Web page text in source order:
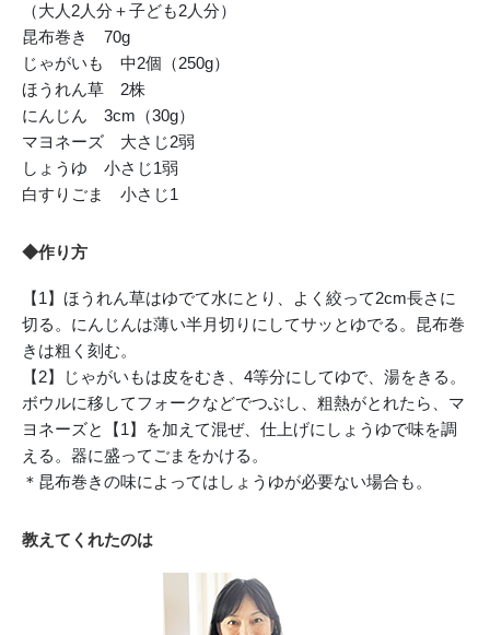
（大人2人分＋子ども2人分）
昆布巻き 70g
じゃがいも 中2個（250g）
ほうれん草 2株
にんじん 3cm（30g）
マヨネーズ 大さじ2弱
しょうゆ 小さじ1弱
白すりごま 小さじ1
◆作り方
【1】ほうれん草はゆでて水にとり、よく絞って2cm長さに
切る。にんじんは薄い半月切りにしてサッとゆでる。昆布巻
きは粗く刻む。
【2】じゃがいもは皮をむき、4等分にしてゆで、湯をきる。
ボウルに移してフォークなどでつぶし、粗熱がとれたら、マ
ヨネーズと【1】を加えて混ぜ、仕上げにしょうゆで味を調
える。器に盛ってごまをかける。
＊昆布巻きの味によってはしょうゆが必要ない場合も。
教えてくれたのは